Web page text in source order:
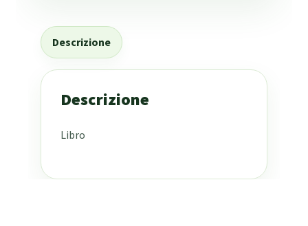
Descrizione
Descrizione
Libro